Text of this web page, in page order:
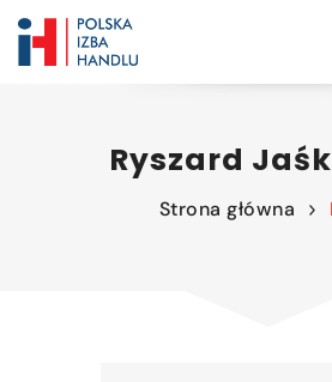
Ryszard
Strona główna